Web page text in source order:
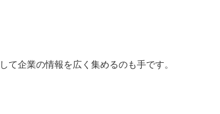
て企業の情報を広く集めるのも手です。